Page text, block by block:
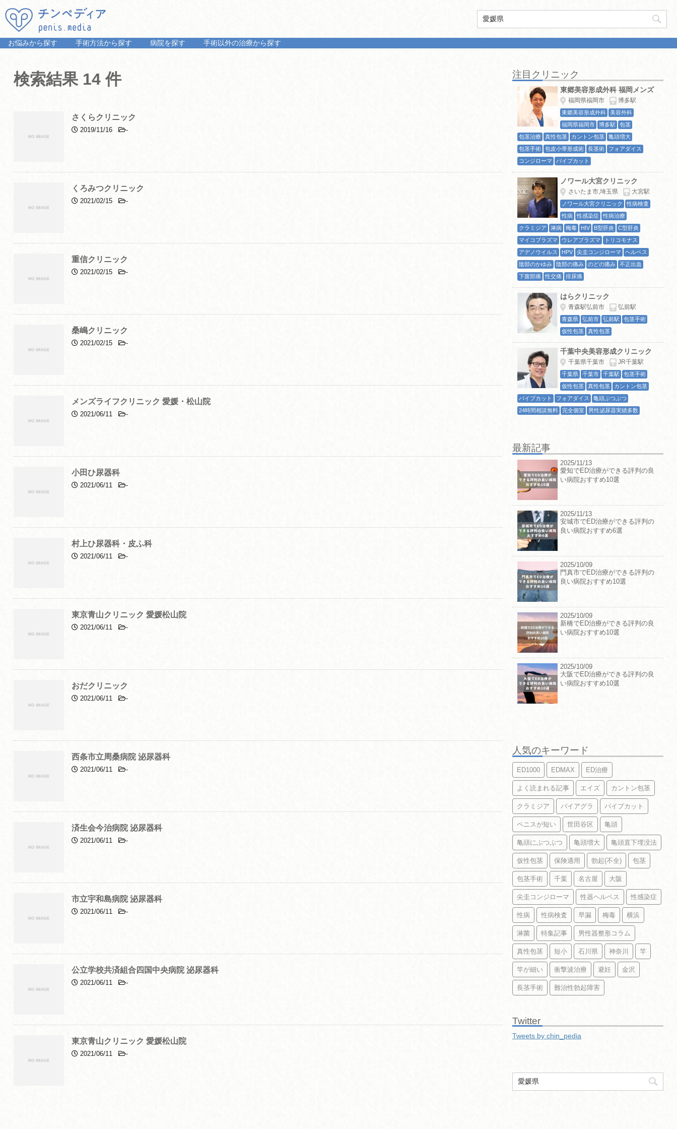
お悩みから探す 手術方法から探す 病院を探す 手術以外の治療から探す
検索結果 14 件
さくらクリニック
2019/11/16 -
くろみつクリニック
2021/02/15 -
重信クリニック
2021/02/15 -
桑嶋クリニック
2021/02/15 -
メンズライフクリニック 愛媛・松山院
2021/06/11 -
小田ひ尿器科
2021/06/11 -
村上ひ尿器科・皮ふ科
2021/06/11 -
東京青山クリニック 愛媛松山院
2021/06/11 -
おだクリニック
2021/06/11 -
西条市立周桑病院 泌尿器科
2021/06/11 -
済生会今治病院 泌尿器科
2021/06/11 -
市立宇和島病院 泌尿器科
2021/06/11 -
公立学校共済組合四国中央病院 泌尿器科
2021/06/11 -
東京青山クリニック 愛媛松山院
2021/06/11 -
注目クリニック
東郷美容形成外科 福岡メンズ
福岡県福岡市 博多駅
東郷美容形成外科
美容外科
福岡県福岡市
博多駅
包茎
包茎治療
真性包茎 カントン包茎
亀頭増大
包茎手術
包皮小帯形成術 長茎術
フォアダイス
コンジローマ
パイプカット
ノワール大宮クリニック
さいたま市,埼玉県 大宮駅
ノワール大宮クリニック
性病検査
性病
性感染症
性病治療
クラミジア
淋病 梅毒 HIV B型肝炎
C型肝炎
マイコプラズマ
ウレアプラズマ
トリコモナス
アデノウイルス
HPV 尖圭コンジローマ
ヘルペス
陰部のかゆみ
陰部の痛み のどの痛み
不正出血
下腹部痛
性交痛 排尿痛
はらクリニック
青森駅弘前市 弘前駅
青森県 弘前市 弘前駅
包茎手術
仮性包茎
真性包茎
千葉中央美容形成クリニック
千葉県千葉市 JR千葉駅
千葉県 千葉市 千葉駅
包茎手術
仮性包茎
真性包茎
カントン包茎
パイプカット
フォアダイス
亀頭ぶつぶつ
24時間相談無料
完全個室 男性泌尿器実績多数
最新記事
2025/11/13
愛知でED治療ができる評判の良
い病院おすすめ10選
2025/11/13
安城市でED治療ができる評判の
良い病院おすすめ6選
2025/10/09
門真市でED治療ができる評判の
良い病院おすすめ10選
2025/10/09
新橋でED治療ができる評判の良
い病院おすすめ10選
2025/10/09
大阪でED治療ができる評判の良
い病院おすすめ10選
人気のキーワード
ED1000 EDMAX ED治療
よく読まれる記事 エイズ カントン包茎
クラミジア バイアグラ パイプカット
ペニスが短い 世田谷区 亀頭
亀頭にぶつぶつ 亀頭増大 亀頭直下埋没法
仮性包茎 保険適用 勃起(不全) 包茎
包茎手術 千葉 名古屋 大阪
尖圭コンジローマ 性器ヘルペス 性感染症
性病 性病検査 早漏 梅毒 横浜
淋菌 特集記事 男性器整形コラム
真性包茎 短小 石川県 神奈川 竿
竿が細い 衝撃波治療 避妊 金沢
長茎手術 難治性勃起障害
Twitter
Tweets by chin_pedia